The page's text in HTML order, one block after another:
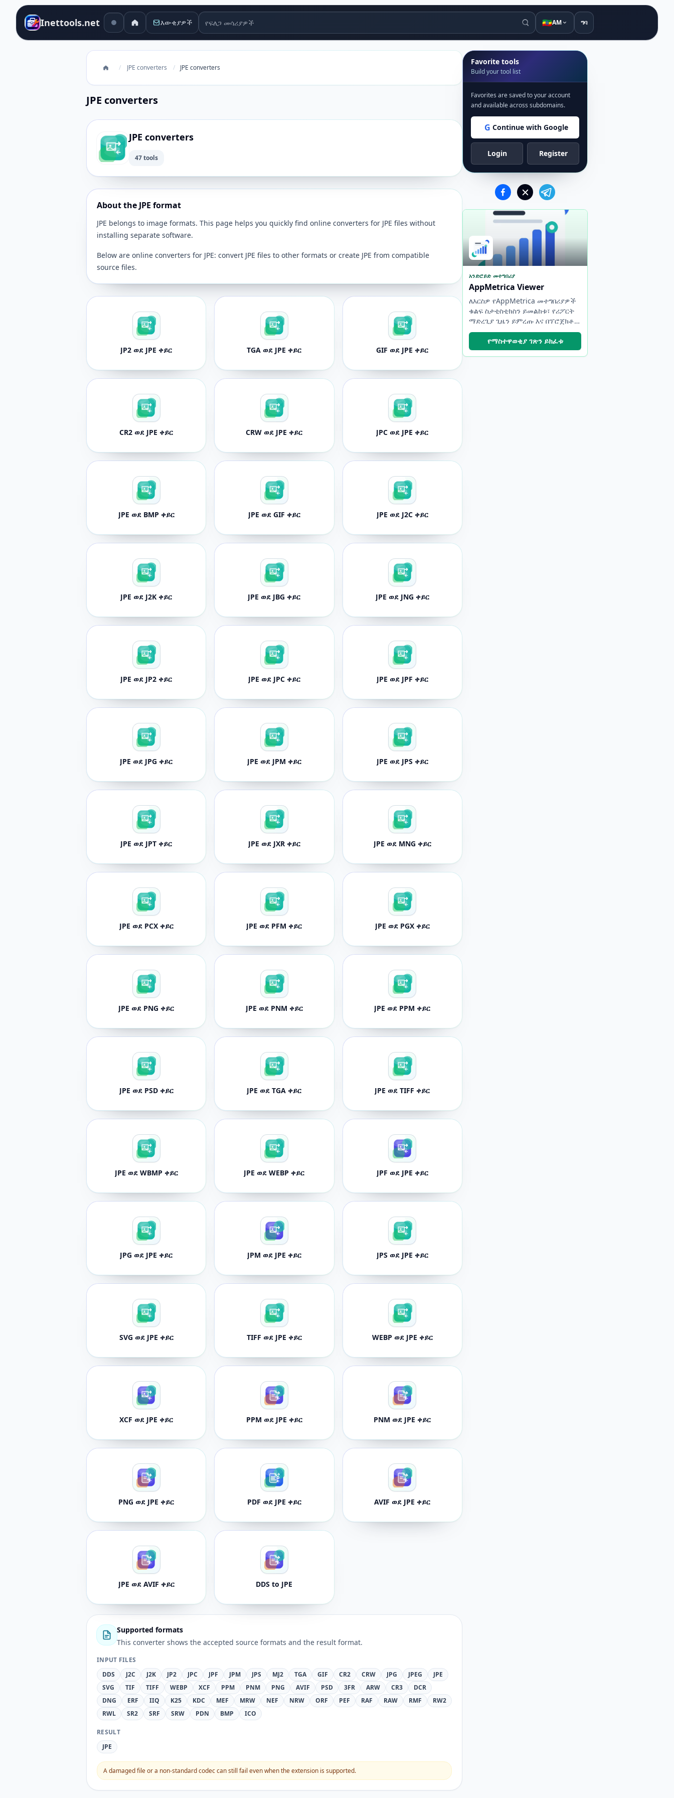
Inettools.net እውቂያዎች የፍለጋ መሳሪያዎች 🇪🇹AM ግባ
/ JPE converters / JPE converters
JPE converters
JPE converters
47 tools
About the JPE format
JPE belongs to image formats. This page helps you quickly find online converters for JPE files without
installing separate software.
Below are online converters for JPE: convert JPE files to other formats or create JPE from compatible
source files.
JP2 ወደ JPE ቀይር TGA ወደ JPE ቀይር GIF ወደ JPE ቀይር
CR2 ወደ JPE ቀይር CRW ወደ JPE ቀይር JPC ወደ JPE ቀይር
JPE ወደ BMP ቀይር JPE ወደ GIF ቀይር JPE ወደ J2C ቀይር
JPE ወደ J2K ቀይር JPE ወደ JBG ቀይር JPE ወደ JNG ቀይር
JPE ወደ JP2 ቀይር JPE ወደ JPC ቀይር JPE ወደ JPF ቀይር
JPE ወደ JPG ቀይር JPE ወደ JPM ቀይር JPE ወደ JPS ቀይር
JPE ወደ JPT ቀይር JPE ወደ JXR ቀይር JPE ወደ MNG ቀይር
JPE ወደ PCX ቀይር JPE ወደ PFM ቀይር JPE ወደ PGX ቀይር
JPE ወደ PNG ቀይር JPE ወደ PNM ቀይር JPE ወደ PPM ቀይር
JPE ወደ PSD ቀይር JPE ወደ TGA ቀይር JPE ወደ TIFF ቀይር
JPE ወደ WBMP ቀይር JPE ወደ WEBP ቀይር JPF ወደ JPE ቀይር
JPG ወደ JPE ቀይር JPM ወደ JPE ቀይር JPS ወደ JPE ቀይር
SVG ወደ JPE ቀይር TIFF ወደ JPE ቀይር WEBP ወደ JPE ቀይር
XCF ወደ JPE ቀይር PPM ወደ JPE ቀይር PNM ወደ JPE ቀይር
PNG ወደ JPE ቀይር PDF ወደ JPE ቀይር AVIF ወደ JPE ቀይር
JPE ወደ AVIF ቀይር DDS to JPE
Supported formats
This converter shows the accepted source formats and the result format.
INPUT FILES
DDS
J2C J2K JP2 JPC JPF JPM JPS MJ2 TGA GIF CR2 CRW JPG JPEG
JPE
SVG
TIF TIFF WEBP XCF PPM PNM PNG AVIF PSD 3FR ARW CR3
DCR
DNG
ERF IIQ K25 KDC MEF MRW NEF NRW ORF PEF RAF RAW RMF
RW2
RWL
SR2 SRF SRW PDN BMP ICO
RESULT
JPE
A damaged file or a non-standard codec can still fail even when the extension is supported.
Favorite tools
Build your tool list
Favorites are saved to your account
and available across subdomains.
G Continue with Google
Login Register
አንድሮይድ መተግበሪያ
AppMetrica Viewer
ለእርስዎ የAppMetrica መተግበሪያዎች
ቁልፍ ስታቲስቲክስን ይመልከቱ፣ የሪፖርት
ማድረጊያ ጊዜን ይምረጡ እና በፕሮጀክቶች
እና መለያዎች መካከል በፍጥነት ይቀያይሩ።
የማስተዋወቂያ ገጽን ይክፈቱ